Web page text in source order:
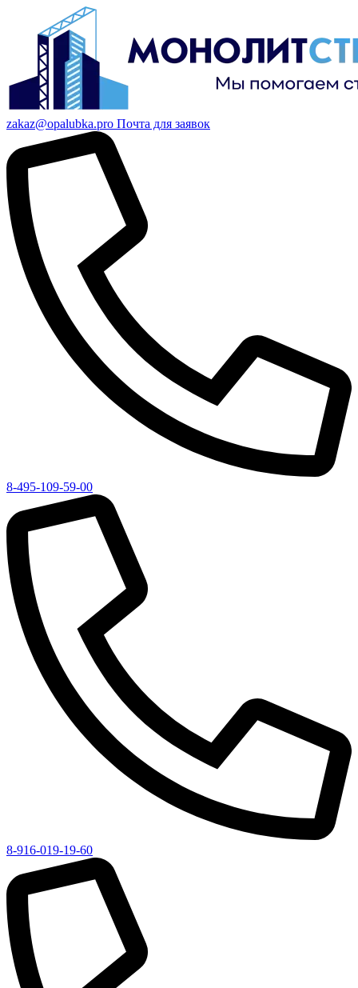
zakaz@opalubka.pro Почта для заявок
8-495-109-59-00
8-916-019-19-60